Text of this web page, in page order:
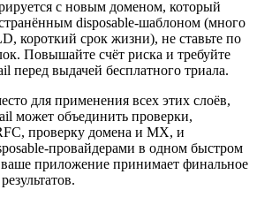
с новым доменом, который
disposable-шаблоном (много
короткий срок жизни), не ставьте по
Повышайте счёт риска и требуйте
перед выдачей бесплатного триала.
для применения всех этих слоёв,
может объединить проверки,
проверку домена и MX, и
провайдерами в одном быстром
ваше приложение принимает финальное